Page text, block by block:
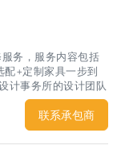
务，服务内容包括
+定制家具一步到
计事务所的设计团队
有甲级资质的大建
雄厚的技术力量和
务所开拓北美市
计师工作室丶南加
联系承包商